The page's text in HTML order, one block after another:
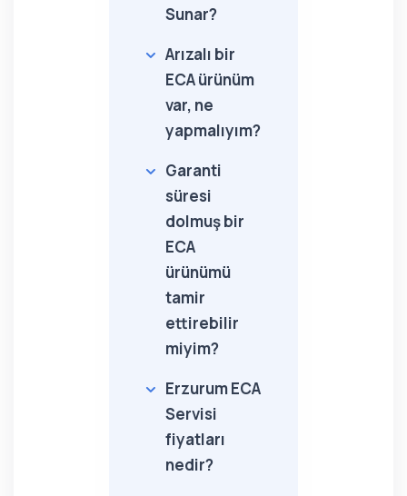
Sunar?
Arızalı bir
ECA ürünüm
var, ne
yapmalıyım?
Garanti
süresi
dolmuş bir
ECA
ürünümü
tamir
ettirebilir
miyim?
Erzurum ECA
Servisi
fiyatları
nedir?